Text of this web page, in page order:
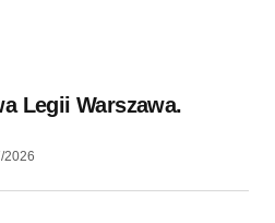
Legii Warszawa.
2026